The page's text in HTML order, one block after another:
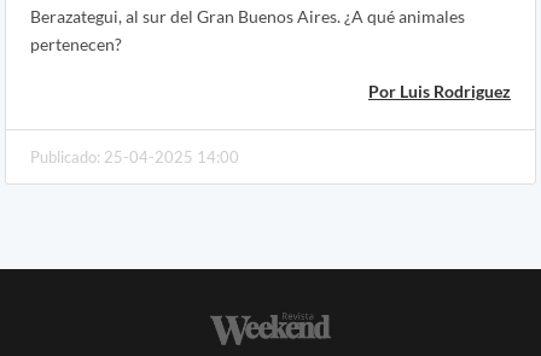
Berazategui, al sur del Gran Buenos Aires. ¿A qué animales
pertenecen?
Por Luis Rodriguez
Publicado: 25-04-2025 14:00